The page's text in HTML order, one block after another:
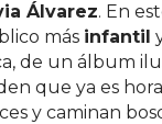
Álvarez. En
más infantil
de un álbum
que ya es
y caminan